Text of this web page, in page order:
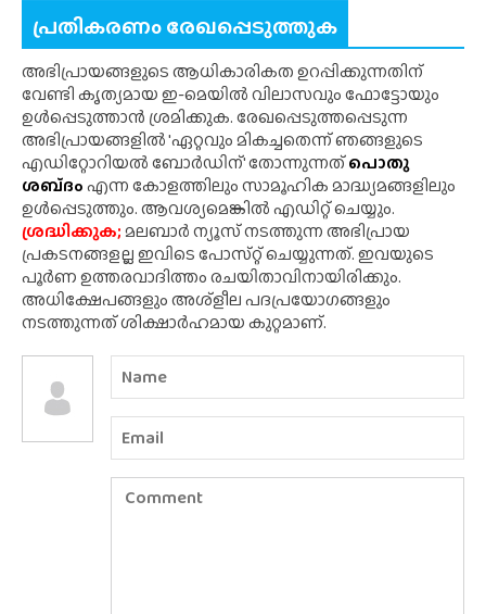
പ്രതികരണം രേഖപ്പെടുത്തുക
അഭിപ്രായങ്ങളുടെ ആധികാരികത ഉറപ്പിക്കുന്നതിന്
വേണ്ടി കൃത്യമായ ഇ-മെയിൽ വിലാസവും ഫോട്ടോയും
ഉൾപ്പെടുത്താൻ ശ്രമിക്കുക. രേഖപ്പെടുത്തപ്പെടുന്ന
അഭിപ്രായങ്ങളിൽ 'ഏറ്റവും മികച്ചതെന്ന് ഞങ്ങളുടെ
എഡിറ്റോറിയൽ ബോർഡിന്' തോന്നുന്നത്പൊതു
ശബ്‌ദംഎന്ന കോളത്തിലും സാമൂഹിക മാദ്ധ്യമങ്ങളിലും
ഉൾപ്പെടുത്തും. ആവശ്യമെങ്കിൽ എഡിറ്റ് ചെയ്യും.
ശ്രദ്ധിക്കുക;മലബാർ ന്യൂസ് നടത്തുന്ന അഭിപ്രായ
പ്രകടനങ്ങളല്ല ഇവിടെ പോസ്‌റ്റ് ചെയ്യുന്നത്. ഇവയുടെ
പൂർണ ഉത്തരവാദിത്തം രചയിതാവിനായിരിക്കും.
അധിക്ഷേപങ്ങളും അശ്‌ളീല പദപ്രയോഗങ്ങളും
നടത്തുന്നത് ശിക്ഷാർഹമായ കുറ്റമാണ്.